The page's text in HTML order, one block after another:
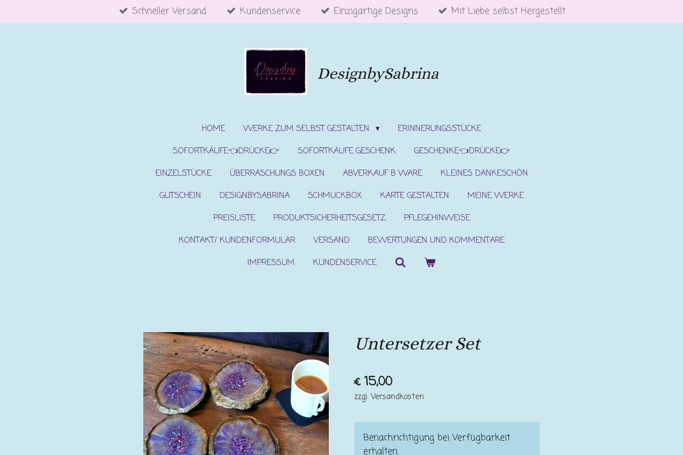
Hauptinhalt
Schneller Versand Kundenservice Einzigartige Designs Mit Liebe selbst Hergestellt
DesignbySabrina
HOME WERKE ZUM SELBST GESTALTEN
ERINNERUNGSSTÜCKE
SOFORTKÄUFE👈DRÜCKE👉
SOFORTKÄUFE GESCHENK
GESCHENKE👈DRÜCKE👉
EINZELSTÜCKE
ÜBERRASCHUNGS BOXEN ABVERKAUF B WARE
KLEINES DANKESCHÖN
GUTSCHEIN
DESIGNBYSABRINA SCHMUCKBOX KARTE GESTALTEN
MEINE WERKE
PREISLISTE
PRODUKTSICHERHEITSGESETZ
PFLEGEHINWEISE
KONTAKT/ KUNDENFORMULAR
VERSAND
BEWERTUNGEN UND KOMMENTARE
IMPRESSUM
KUNDENSERVICE
Untersetzer Set
€ 15,00
zzgl. Versandkosten
Benachrichtigung bei Verfügbarkeit
erhalten.